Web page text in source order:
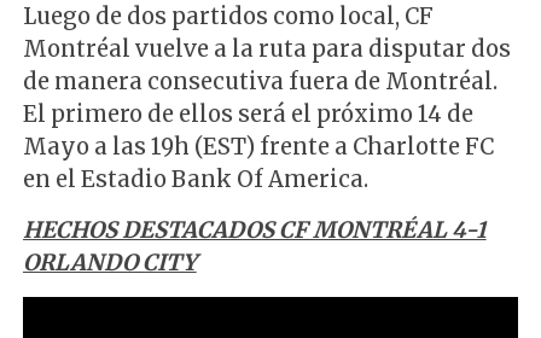
Luego de dos partidos como local, CF
Montréal vuelve a la ruta para disputar dos
de manera consecutiva fuera de Montréal.
El primero de ellos será el próximo 14 de
Mayo a las 19h (EST) frente a Charlotte FC
en el Estadio Bank Of America.
HECHOS DESTACADOS CF MONTRÉAL 4-1
ORLANDO CITY